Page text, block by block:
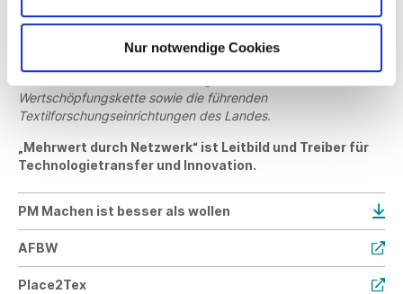
Nur notwendige Cookies
hin zur Akquise, Initiierung und Umsetzung internationaler
Innovationsprojekte. Aktuell setzen 145 Mitglieder auf den
Wertschöpfungskette sowie die führenden
Textilforschungseinrichtungen des Landes.
„Mehrwert durch Netzwerk“ ist Leitbild und Treiber für
Technologietransfer und Innovation.
PM Machen ist besser als wollen
AFBW
Place2Tex